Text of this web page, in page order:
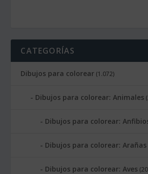
CATEGORÍAS
Dibujos para colorear (1.072)
Dibujos para colorear: Animales
Dibujos para colorear:
Dibujos para colorear: Arañas
Dibujos para colorear: Aves